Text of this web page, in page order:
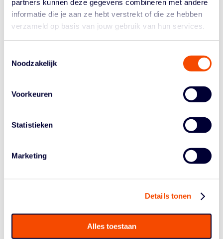
partners kunnen deze gegevens combineren met andere
informatie die je aan ze hebt verstrekt of die ze hebben
verzameld op basis van jouw gebruik van hun services.
Noodzakelijk
Voorkeuren
Statistieken
Marketing
Details tonen
Alles toestaan
onder aanvoering van Laura Westerik zorgden de Lions
voor een geweldige stunt door na twee verlengingen
van de wereldkampioen en toernooifavoriet te winnen.
De halve finale tegen Diarra Acadam, weer een
Nederlandse basketbalsters kwamen in de slotfase nog
met 28-25, mede dankzij een belangrijk afstandschot
In de finale ging de strijd tegen het Franse Paris Basket
18 lang ging gelijk op. Uiteindelijk moest de
erkennen in de Franse opponent. Maar met zilver waren
Bettonvil, Van der Keyl en Bladgrove minstens zo blij.